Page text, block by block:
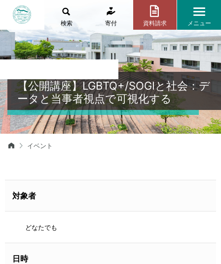
検索 寄付 資料請求 メニュー
【公開講座】LGBTQ+/SOGIと社会：デ
ータと当事者視点で可視化する
イベント
対象者
どなたでも
日時